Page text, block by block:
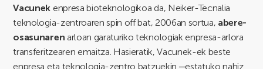
Vacunek enpresa bioteknologikoa da, Neiker-Tecnalia
teknologia-zentroaren spin off bat, 2006an sortua, abere-
osasunaren arloan garaturiko teknologiak enpresa-arlora
transferitzearen emaitza. Hasieratik, Vacunek-ek beste
enpresa eta teknologia-zentro batzuekin ─estatuko nahiz